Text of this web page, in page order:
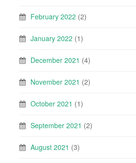
February 2022 (2)
January 2022 (1)
December 2021 (4)
November 2021 (2)
October 2021 (1)
September 2021 (2)
August 2021 (3)